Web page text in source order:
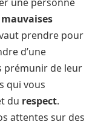
mauvaises
prendre pour
d’une
prémunir de leur
qui vous
du respect.
attentes sur des